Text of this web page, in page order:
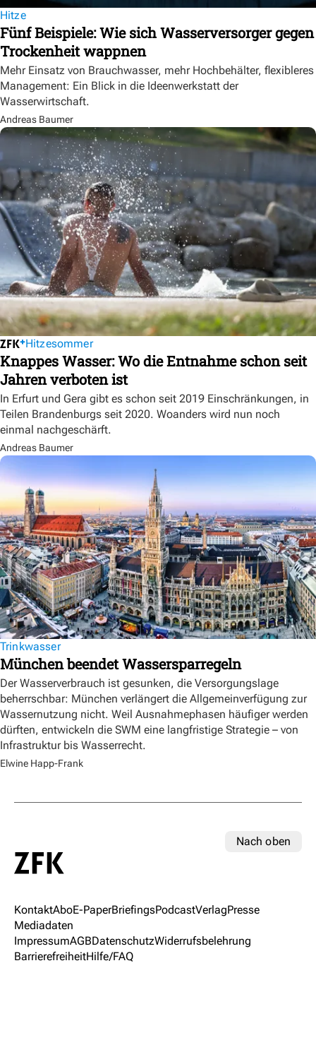
Hitze
Fünf Beispiele: Wie sich Wasserversorger gegen
Trockenheit wappnen
Mehr Einsatz von Brauchwasser, mehr Hochbehälter, flexibleres
Management: Ein Blick in die Ideenwerkstatt der
Wasserwirtschaft.
Andreas Baumer
Hitzesommer
Knappes Wasser: Wo die Entnahme schon seit
Jahren verboten ist
In Erfurt und Gera gibt es schon seit 2019 Einschränkungen, in
Teilen Brandenburgs seit 2020. Woanders wird nun noch
einmal nachgeschärft.
Andreas Baumer
Trinkwasser
München beendet Wassersparregeln
Der Wasserverbrauch ist gesunken, die Versorgungslage
beherrschbar: München verlängert die Allgemeinverfügung zur
Wassernutzung nicht. Weil Ausnahmephasen häufiger werden
dürften, entwickeln die SWM eine langfristige Strategie – von
Infrastruktur bis Wasserrecht.
Elwine Happ-Frank
Nach oben
KontaktAboE-PaperBriefingsPodcastVerlagPresse
Mediadaten
ImpressumAGBDatenschutzWiderrufsbelehrung
BarrierefreiheitHilfe/FAQ